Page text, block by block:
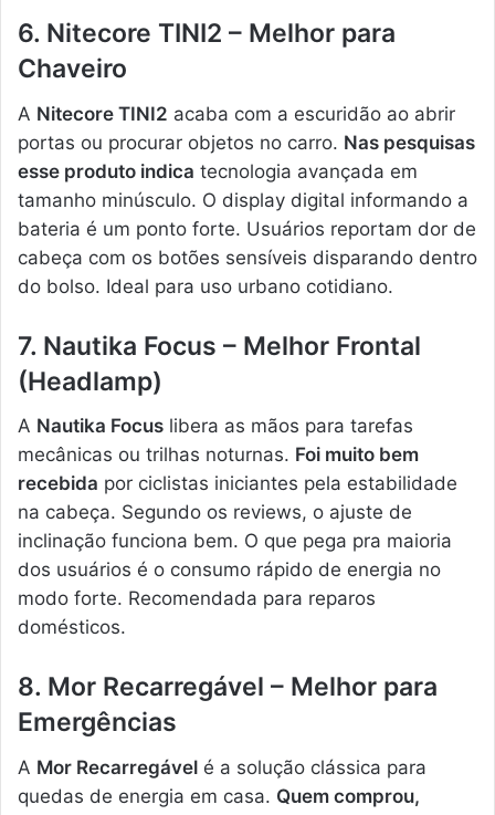
6. Nitecore TINI2 – Melhor para
Chaveiro
A Nitecore TINI2 acaba com a escuridão ao abrir
portas ou procurar objetos no carro. Nas pesquisas
esse produto indica tecnologia avançada em
tamanho minúsculo. O display digital informando a
bateria é um ponto forte. Usuários reportam dor de
cabeça com os botões sensíveis disparando dentro
do bolso. Ideal para uso urbano cotidiano.
7. Nautika Focus – Melhor Frontal
(Headlamp)
A Nautika Focus libera as mãos para tarefas
mecânicas ou trilhas noturnas. Foi muito bem
recebida por ciclistas iniciantes pela estabilidade
na cabeça. Segundo os reviews, o ajuste de
inclinação funciona bem. O que pega pra maioria
dos usuários é o consumo rápido de energia no
modo forte. Recomendada para reparos
domésticos.
8. Mor Recarregável – Melhor para
Emergências
A Mor Recarregável é a solução clássica para
quedas de energia em casa. Quem comprou,